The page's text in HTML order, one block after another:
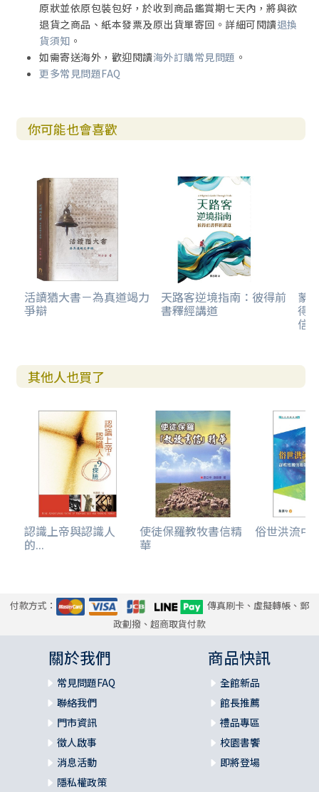
原狀並依原包裝包好，於收到商品鑑賞期七天內，將與欲
退貨之商品、紙本發票及原出貨單寄回。詳細可閱讀退換
貨須知 。
如需寄送海外，歡迎閱讀海外訂購常見問題 。
更多常見問題FAQ
你可能也會喜歡
活讀猶大書－為真道竭力
爭辯
天路客逆境指南：彼得前
書釋經講道
蒙
得
信
其他人也買了
認識上帝與認識人
的...
使徒保羅教牧書信精
華
俗世洪流中
付款方式：
傳真刷卡、虛擬轉帳、郵
政劃撥、超商取貨付款
關於我們
常見問題FAQ
聯絡我們
門市資訊
徵人啟事
消息活動
隱私權政策
商品快訊
全館新品
館長推薦
禮品專區
校園書饗
即將登場